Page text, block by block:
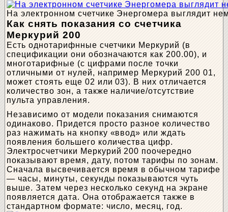
На электронном счетчике Энергомера выглядит
Как снять показания со счетчика
Меркурий 200
Есть однотарифнные счетчики Меркурий (в
спецификации они обозначаются как 200.00), и
многотарифные (с цифрами после точки
отличными от нулей, например Меркурий 200 01,
может стоять еще 02 или 03). В них отличается
количество зон, а также наличие/отсутствие
пульта управления.
Независимо от модели показания снимаются
одинаково. Придется просто разное количество
раз нажимать на кнопку «ввод» или ждать
появления большего количества цифр.
Электросчетчики Меркурий 200 поочередно
показывают время, дату, потом тарифы по зонам.
Сначала высвечивается время в обычном тарифе
— часы, минуты, секунды показываются чуть
выше. Затем через несколько секунд на экране
появляется дата. Она отображается также в
стандартном формате: число, месяц, год.